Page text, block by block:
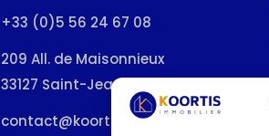
+33 (0)5 56 24 67 08
209 All. de Maisonnieux
33127 Saint-Jean-d’Illac
contact@koortisimmobilier.fr